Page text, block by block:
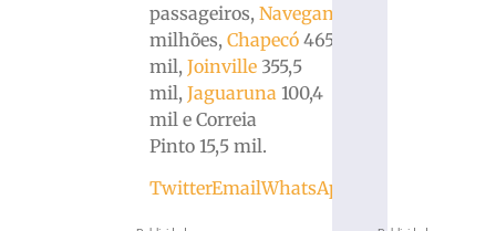
passageiros,Navegantes
milhões,Chapecó 465,3
mil,Joinville 355,5
mil,Jaguaruna 100,4
mil e Correia
Pinto 15,5 mil.
TwitterEmailWhatsApp